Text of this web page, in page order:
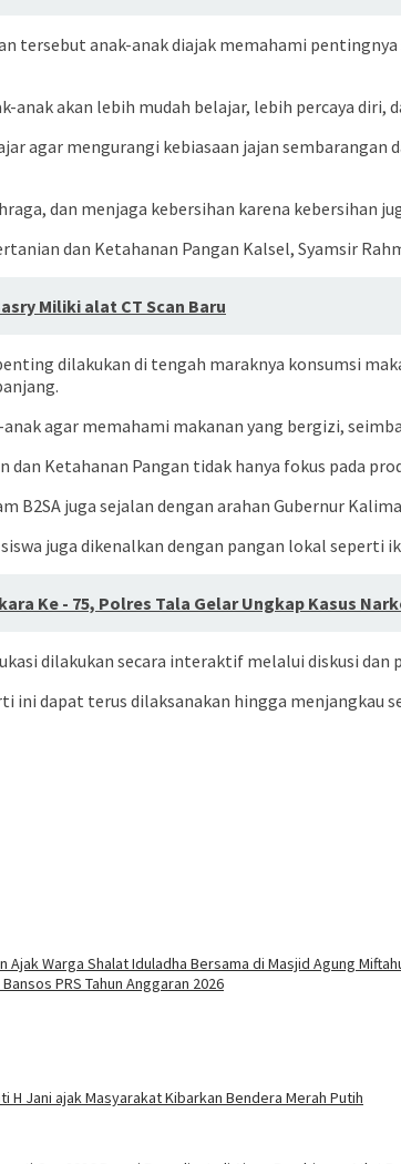
tersebut anak-anak diajak memahami
anak akan lebih mudah belajar, lebih percaya diri,
agar mengurangi kebiasaan jajan
dan menjaga kebersihan karena kebersihan
dan Ketahanan Pangan Kalsel, Syamsir
Miliki alat CT Scan Baru
dilakukan di tengah maraknya konsumsi
agar memahami makanan yang bergizi,
dan Ketahanan Pangan tidak hanya fokus pada
B2SA juga sejalan dengan arahan Gubernur
juga dikenalkan dengan pangan lokal seperti
Ke - 75, Polres Tala Gelar Ungkap Kasus
dilakukan secara interaktif melalui diskusi
ini dapat terus dilaksanakan hingga menjangkau
Ajak Warga Shalat Iduladha Bersama di Masjid Agung
PRS Tahun Anggaran 2026
H Jani ajak Masyarakat Kibarkan Bendera Merah Putih